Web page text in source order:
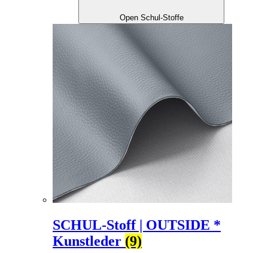
Open Schul-Stoffe
SCHUL-Stoff | OUTSIDE *
Kunstleder (9)